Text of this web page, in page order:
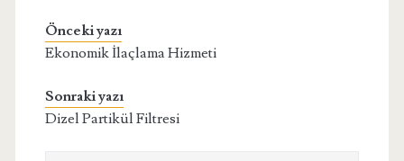
Önceki yazı
Ekonomik İlaçlama Hizmeti
Sonraki yazı
Dizel Partikül Filtresi